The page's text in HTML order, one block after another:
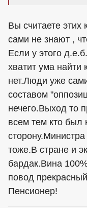
Вы считаете
сами не знают ,
Если у этого
хватит ума найти
нет.Люди уже
составом
нечего.Выход то
всем тем кто был
тоже.В стране и
бардак.Вина
повод
Пенсионер!